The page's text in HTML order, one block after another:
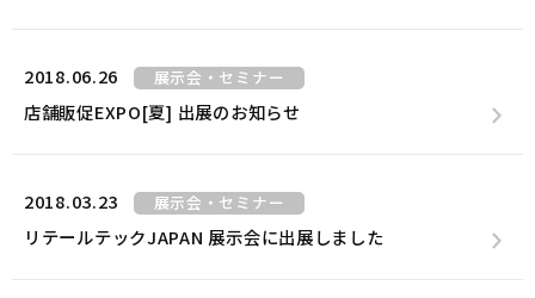
2018.06.26 展示会・セミナー
店舗販促EXPO[夏] 出展のお知らせ
2018.03.23 展示会・セミナー
リテールテックJAPAN 展示会に出展しました